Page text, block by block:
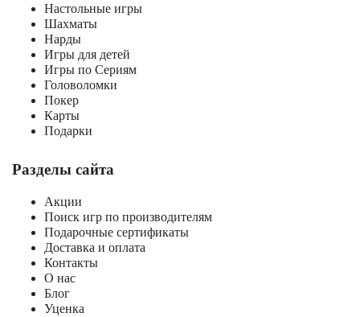
Настольные игры
Шахматы
Нарды
Игры для детей
Игры по Сериям
Головоломки
Покер
Карты
Подарки
Разделы сайта
Акции
Поиск игр по производителям
Подарочные сертификаты
Доставка и оплата
Контакты
О нас
Блог
Уценка